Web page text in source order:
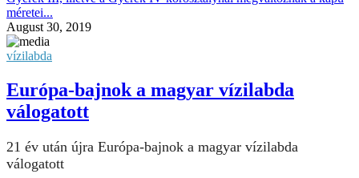
méretei...
August 30, 2019
vízilabda
Európa-bajnok a magyar vízilabda
válogatott
21 év után újra Európa-bajnok a magyar vízilabda
válogatott